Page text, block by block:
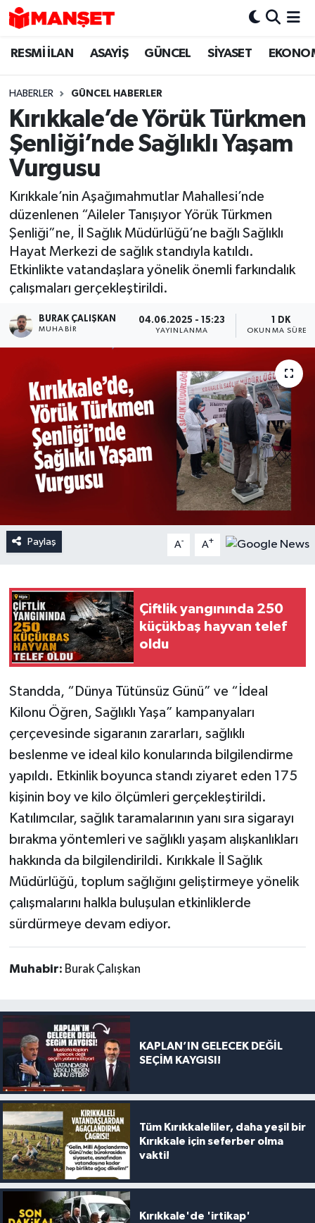
RESMİ İLAN ASAYİŞ GÜNCEL SİYASET
HABERLER GÜNCEL HABERLER
Kırıkkale’de Yörük Türkmen
Şenliği’nde Sağlıklı Yaşam
Vurgusu
Kırıkkale’nin Aşağımahmutlar Mahallesi’nde
düzenlenen “Aileler Tanışıyor Yörük Türkmen
Şenliği”ne, İl Sağlık Müdürlüğü’ne bağlı Sağlıklı
Hayat Merkezi de sağlık standıyla katıldı.
Etkinlikte vatandaşlara yönelik önemli farkındalık
çalışmaları gerçekleştirildi.
BURAK ÇALIŞKAN
MUHABIR
04.06.2025 - 15:23
YAYINLANMA
1 DK
OKUNMA SÜRESI
Paylaş A- A+
Çiftlik yangınında 250
küçükbaş hayvan telef
oldu
Standda, “Dünya Tütünsüz Günü” ve “İdeal
Kilonu Öğren, Sağlıklı Yaşa” kampanyaları
çerçevesinde sigaranın zararları, sağlıklı
beslenme ve ideal kilo konularında bilgilendirme
yapıldı. Etkinlik boyunca standı ziyaret eden 175
kişinin boy ve kilo ölçümleri gerçekleştirildi.
Katılımcılar, sağlık taramalarının yanı sıra sigarayı
bırakma yöntemleri ve sağlıklı yaşam alışkanlıkları
hakkında da bilgilendirildi. Kırıkkale İl Sağlık
Müdürlüğü, toplum sağlığını geliştirmeye yönelik
çalışmalarını halkla buluşulan etkinliklerde
sürdürmeye devam ediyor.
Muhabir: Burak Çalışkan
KAPLAN’IN GELECEK DEĞİL
SEÇİM KAYGISI!
Tüm Kırıkkaleliler, daha yeşil bir
Kırıkkale için seferber olma
vakti!
Kırıkkale'de 'irtikap'
Hava Durumu
Trafik Durumu
Süper Lig Puan Durumu ve Fikstür
Tüm Manşetler
Son Dakika Haberleri
Haber Arşivi